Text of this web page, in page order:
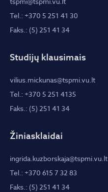
Tel.: +370 5 251 41 30
Faks.: (5) 251 41 34
Studijų klausimais
vilius.mickunas@tspmi.vu.lt
Tel.: +370 5 251 4135
Faks.: (5) 251 41 34
Žiniasklaidai
ingrida.kuzborskaja@tspmi.vu.lt
Tel.: +370 615 7 32 83
Faks.: (5) 251 41 34